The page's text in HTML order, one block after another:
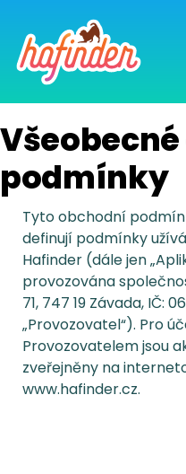
podmínky
Tyto obchodní
definují podmínky
Hafinder (dále jen
provozována
71, 747 19 Závada, IČ:
„Provozovatel“). Pro
Provozovatelem jsou
zveřejněny na
www.hafinder.cz.